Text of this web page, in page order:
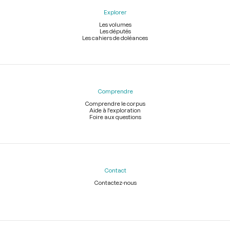
Explorer
Les volumes
Les députés
Les cahiers de doléances
Comprendre
Comprendre le corpus
Aide à l'exploration
Foire aux questions
Contact
Contactez-nous
Légal